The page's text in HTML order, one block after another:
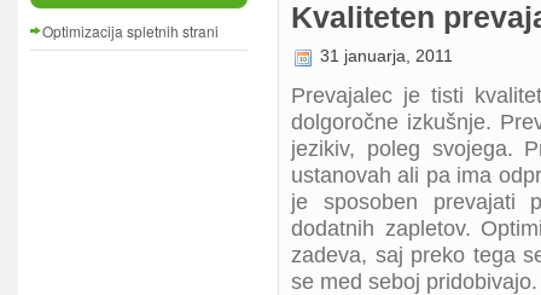
Optimizacija spletnih strani Kvaliteten
31 januarja, 2011
Prevajalec je tisti
dolgoročne izkušnje.
jezikiv, poleg svojega.
ustanovah ali pa ima
je sposoben prevajati
dodatnih zapletov.
zadeva, saj preko tega
se med seboj pridobivajo.